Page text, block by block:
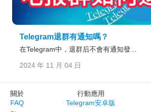
Telegram退群有通知嗎？
在Telegram中，退群后不會有通知發...
2024 年 11 月 04 日
關於
FAQ
行動應用
Telegram安卓版